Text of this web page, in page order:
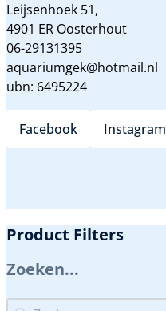
Leijsenhoek 51,
4901 ER Oosterhout
06-29131395
aquariumgek@hotmail.nl
ubn: 6495224
Facebook Instagram
Product Filters
Zoeken...